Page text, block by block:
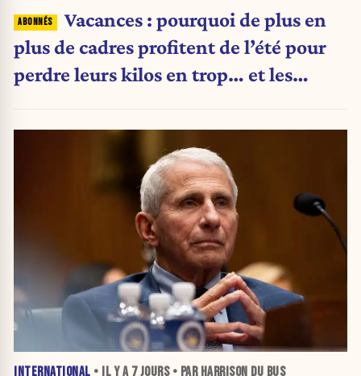
Vacances : pourquoi de plus en
plus de cadres profitent de l’été pour
perdre leurs kilos en trop… et les
arriver
INTERNATIONAL • IL Y A 7 JOURS• PAR HARRISON DU BUS